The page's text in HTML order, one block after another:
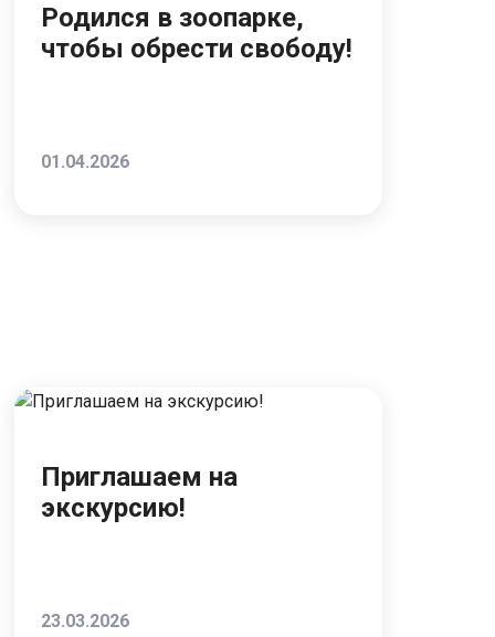
Родился в зоопарке,
чтобы обрести свободу!
01.04.2026
Приглашаем на
экскурсию!
23.03.2026